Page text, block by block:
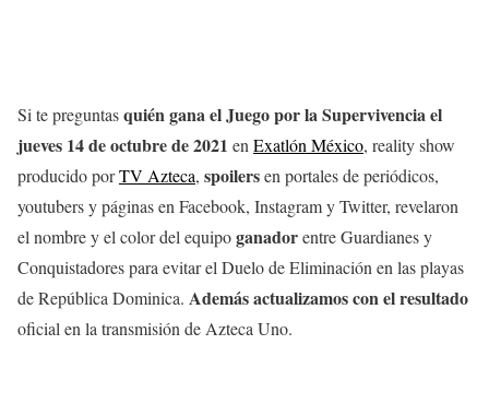
Si te preguntasquién gana el Juego por la Supervivencia el
jueves 14 de octubrede 2021 en Exatlón México, reality show
producido porTV Azteca, spoilersen portales de periódicos,
youtubers y páginas en Facebook, Instagram y Twitter, revelaron
el nombre y el color del equipoganadorentre Guardianes y
Conquistadores para evitar el Duelo de Eliminación en las playas
de República Dominica. Además actualizamos con el resultado
oficial en la transmisión de Azteca Uno.